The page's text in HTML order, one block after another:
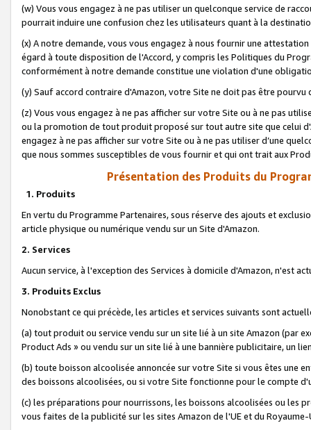
(w) Vous vous engagez à ne pas utiliser un quelconque service de
pourrait induire une confusion chez les utilisateurs quant à la
(x) A notre demande, vous vous engagez à nous fournir une
égard à toute disposition de l'Accord, y compris les Politiques du
conformément à notre demande constitue une violation d'une
(y) Sauf accord contraire d'Amazon, votre Site ne doit pas être
(z) Vous vous engagez à ne pas afficher sur votre Site ou à ne pas
ou la promotion de tout produit proposé sur tout autre site que celui
engagez à ne pas afficher sur votre Site ou à ne pas utiliser d’une
que nous sommes susceptibles de vous fournir et qui ont trait aux
Présentation des Produits du
1. Produits
En vertu du Programme Partenaires, sous réserve des ajouts et
article physique ou numérique vendu sur un Site d'Amazon.
2. Services
Aucun service, à l'exception des Services à domicile d'Amazon, n'est
3. Produits Exclus
Nonobstant ce qui précède, les articles et services suivants sont
(a) tout produit ou service vendu sur un site lié à un site Amazon (par
Product Ads » ou vendu sur un site lié à une bannière publicitaire, un
(b) toute boisson alcoolisée annoncée sur votre Site si vous êtes une
des boissons alcoolisées, ou si votre Site fonctionne pour le compte
(c) les préparations pour nourrissons, les boissons alcoolisées ou les
vous faites de la publicité sur les sites Amazon de l'UE et du Royaume-